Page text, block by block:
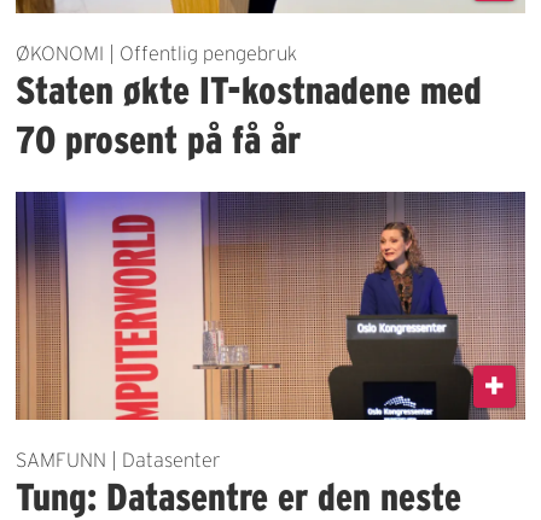
ØKONOMI | Offentlig pengebruk
Staten økte IT-kostnadene med
70 prosent på få år
SAMFUNN | Datasenter
Tung: Datasentre er den neste